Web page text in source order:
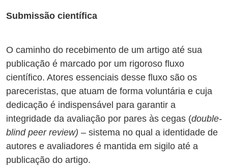
Submissão científica
O caminho do recebimento de um artigo até sua
publicação é marcado por um rigoroso fluxo
científico. Atores essenciais desse fluxo são os
pareceristas, que atuam de forma voluntária e cuja
dedicação é indispensável para garantir a
integridade da avaliação por pares às cegas (double-
blind peer review) – sistema no qual a identidade de
autores e avaliadores é mantida em sigilo até a
publicação do artigo.